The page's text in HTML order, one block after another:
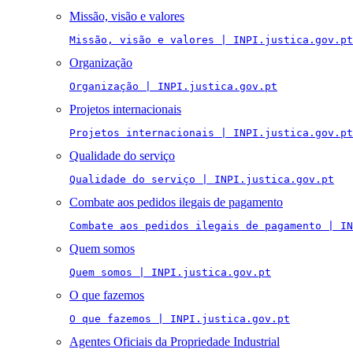
Missão, visão e valores
Missão, visão e valores | INPI.justica.gov.pt
Organização
Organização | INPI.justica.gov.pt
Projetos internacionais
Projetos internacionais | INPI.justica.gov.pt
Qualidade do serviço
Qualidade do serviço | INPI.justica.gov.pt
Combate aos pedidos ilegais de pagamento
Combate aos pedidos ilegais de pagamento |
Quem somos
Quem somos | INPI.justica.gov.pt
O que fazemos
O que fazemos | INPI.justica.gov.pt
Agentes Oficiais da Propriedade Industrial